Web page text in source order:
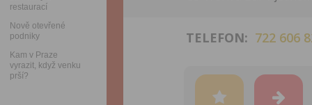
restaurací
Nově otevřené
podniky
Kam v Praze
vyrazit, když venku
prší?
TELEFON: 722 606